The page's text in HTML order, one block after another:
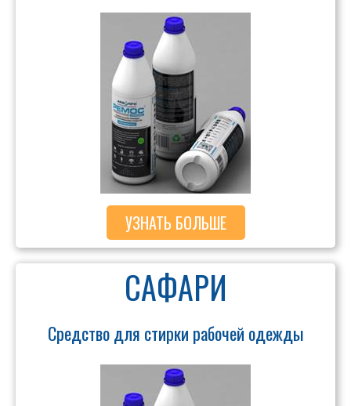
УЗНАТЬ БОЛЬШЕ
САФАРИ
Средство для стирки рабочей одежды